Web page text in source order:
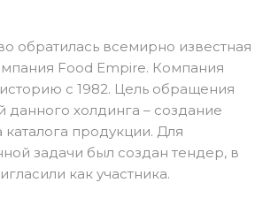
обратилась всемирно известная
Food Empire. Компания
с 1982. Цель обращения
данного холдинга – создание
каталога продукции. Для
задачи был создан тендер, в
как участника.